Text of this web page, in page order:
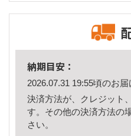
納期目安：
2026.07.31 19:55頃のお届
決済方法が、クレジット
す。その他の決済方法の
さい。